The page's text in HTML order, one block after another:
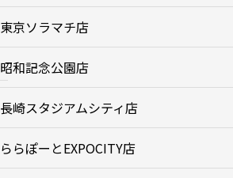
東京ソラマチ店
昭和記念公園店
長崎スタジアムシティ店
ららぽーとEXPOCITY店